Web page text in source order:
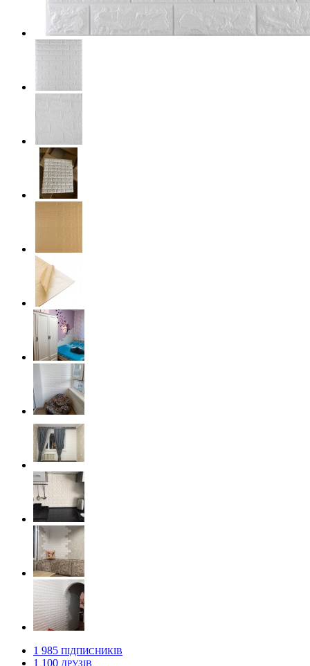
1 985 ПІДПИСНИКІВ
1 100 ДРУЗІВ